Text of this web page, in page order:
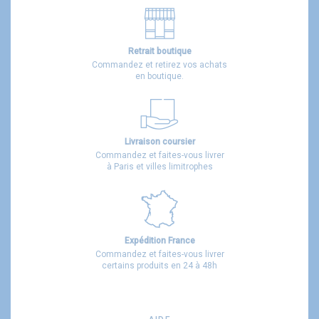
Retrait boutique
Commandez et retirez vos achats
en boutique.
Livraison coursier
Commandez et faites-vous livrer
à Paris et villes limitrophes
Expédition France
Commandez et faites-vous livrer
certains produits en 24 à 48h